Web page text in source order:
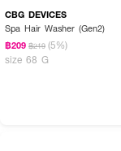
CBG DEVICES
Spa Hair Washer (Gen2)
฿209 ฿219 (5%)
size 68 G